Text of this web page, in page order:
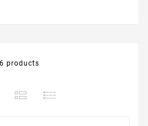
6 products